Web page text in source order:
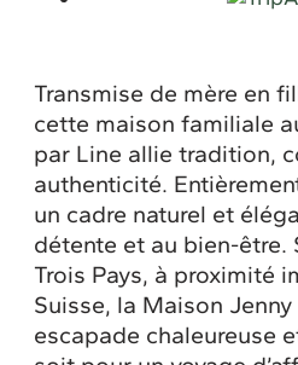
Transmise de mère en
cette maison familiale
par Line allie tradition,
authenticité.
un cadre naturel et
détente et au bien-
Trois Pays, à proximité
Suisse, la Maison
escapade chaleureuse